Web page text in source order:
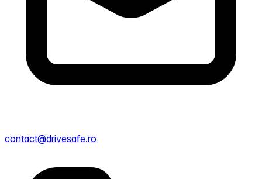
contact@drivesafe.ro